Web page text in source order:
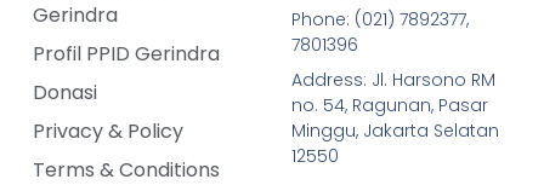
Gerindra
Profil PPID Gerindra
Donasi
Privacy & Policy
Terms & Conditions
Phone: (021) 7892377,
7801396
Address: Jl. Harsono RM
no. 54, Ragunan, Pasar
Minggu, Jakarta Selatan
12550